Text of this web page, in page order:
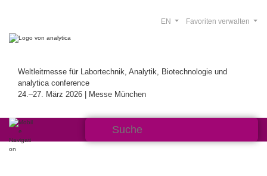
Weltleitmesse für Labortechnik, Analytik, Biotechnologie und
analytica conference
24.–27. März 2026 | Messe München
Favoriten verwalten
EN